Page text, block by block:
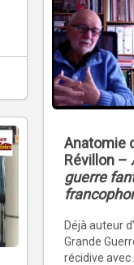
Anatomie
Révillon –
guerre
Déjà auteur
Grande
récidive avec